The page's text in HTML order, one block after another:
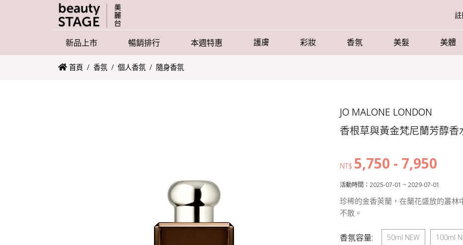
新品上市 暢銷排行 本週特惠 護膚 彩妝 香氛 美髮 美體
首頁 / 香氛 / 個人香氛 / 隨身香氛
JO MALONE LONDON
香根草與黃金梵尼蘭芳醇香
NT$ 5,750 - 7,950
活動時間：2025-07-01 ~ 2029-07-01
珍稀的金香莢蘭，在蘭花盛放的叢
不散。
香氛容量: 50ml NEW 100ml